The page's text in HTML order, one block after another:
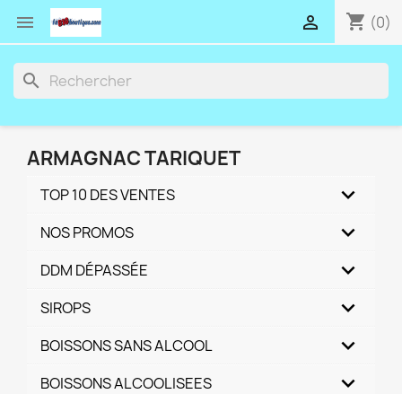
 shopping_cart (0)

search
ARMAGNAC TARIQUET
TOP 10 DES VENTES
NOS PROMOS
DDM DÉPASSÉE
SIROPS
BOISSONS SANS ALCOOL
BOISSONS ALCOOLISEES